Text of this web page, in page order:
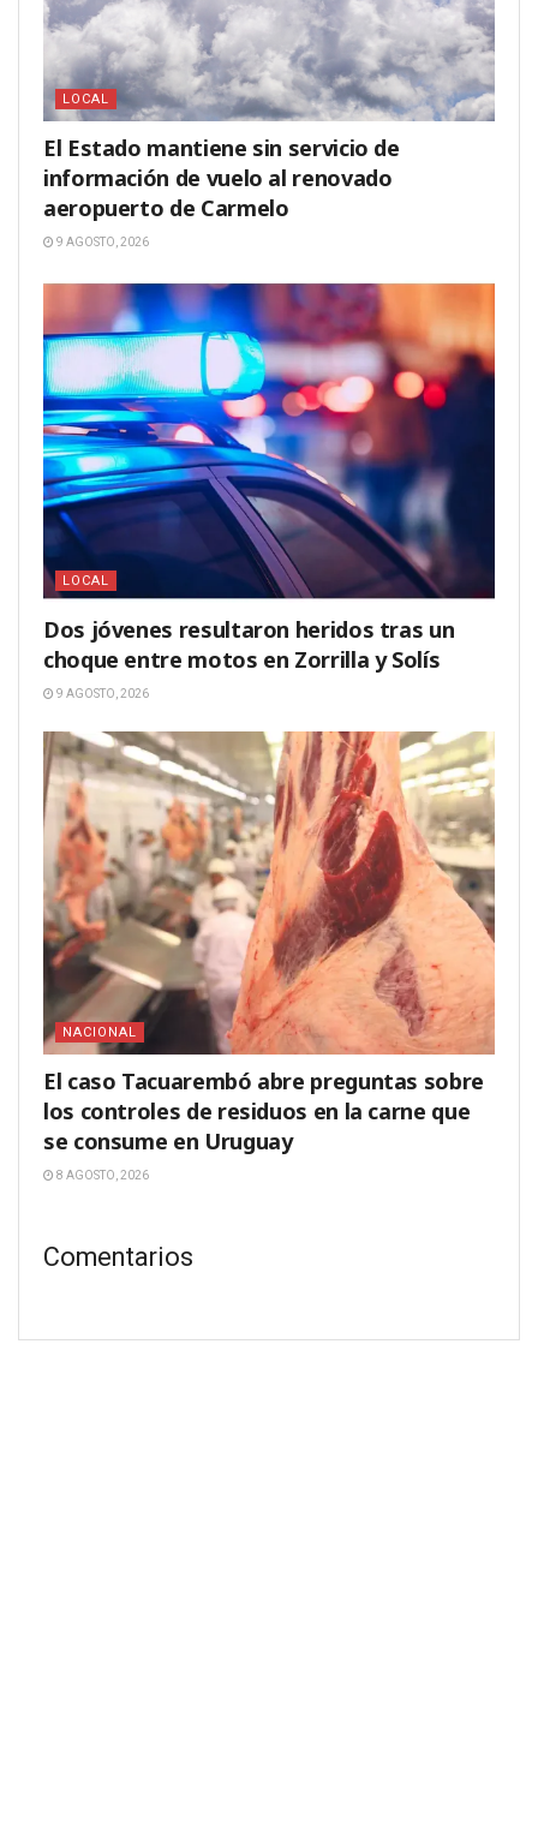
LOCAL
El Estado mantiene sin servicio de
información de vuelo al renovado
aeropuerto de Carmelo
9 AGOSTO, 2026
LOCAL
Dos jóvenes resultaron heridos tras un
choque entre motos en Zorrilla y Solís
9 AGOSTO, 2026
NACIONAL
El caso Tacuarembó abre preguntas sobre
los controles de residuos en la carne que
se consume en Uruguay
8 AGOSTO, 2026
Comentarios